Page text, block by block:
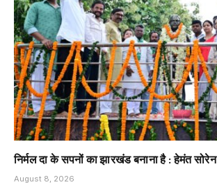
निर्मल दा के सपनों का झारखंड बनाना है : हेमंत सोरेन
August 8, 2026